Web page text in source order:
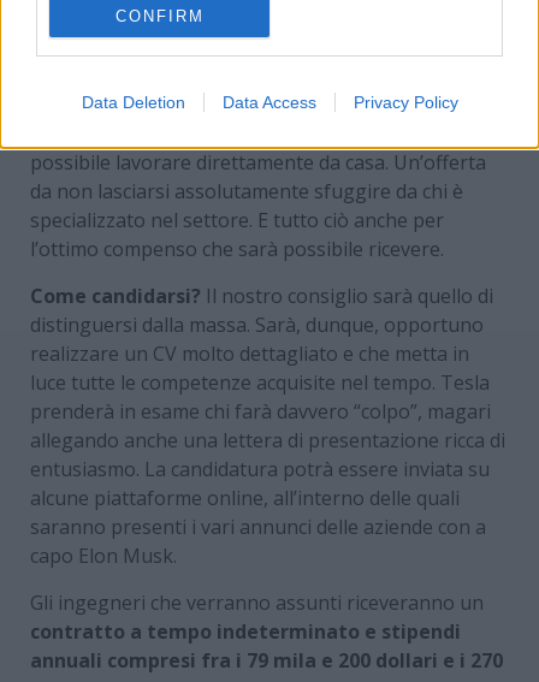
CONFIRM
Data Deletion Data Access Privacy Policy
Nello specifico, la risorsa dovrà essere in grado di
installare sistemi solari fotovoltaici
fare con il settore energetico. Il monitoraggio
possibile lavorare direttamente da casa. Un’offerta
da non lasciarsi assolutamente sfuggire da chi è
specializzato nel settore. E tutto ciò anche per
l’ottimo compenso che sarà possibile ricevere.
Come candidarsi? Il nostro consiglio sarà quello di
distinguersi dalla massa. Sarà, dunque, opportuno
realizzare un CV molto dettagliato e che metta in
luce tutte le competenze acquisite nel tempo. Tesla
prenderà in esame chi farà davvero “colpo”, magari
allegando anche una lettera di presentazione ricca di
entusiasmo. La candidatura potrà essere inviata su
alcune piattaforme online, all’interno delle quali
saranno presenti i vari annunci delle aziende con a
capo Elon Musk.
Gli ingegneri che verranno assunti riceveranno un
contratto a tempo indeterminato e stipendi
annuali compresi fra i 79 mila e 200 dollari e i 270